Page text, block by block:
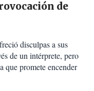
de
disculpas a sus
de un intérprete, pero
que promete encender